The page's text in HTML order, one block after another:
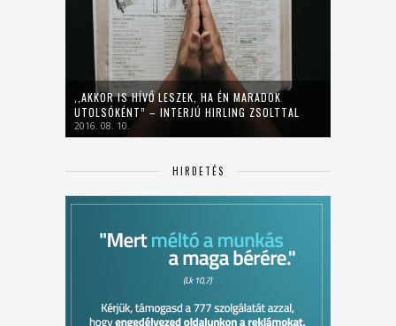
,,AKKOR IS HÍVŐ LESZEK, HA ÉN MARADOK
UTOLSÓKÉNT” – INTERJÚ HIRLING ZSOLTTAL
2016. 08. 10.
HIRDETÉS